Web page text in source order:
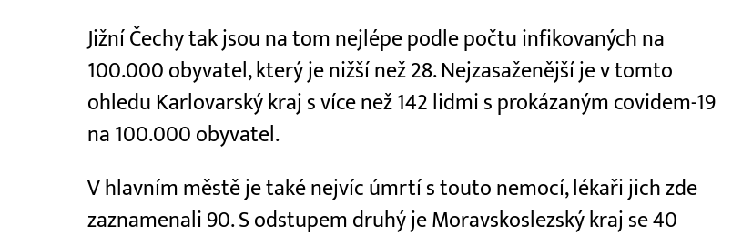
Jižní Čechy tak jsou na tom nejlépe podle počtu infikovaných na
100.000 obyvatel, který je nižší než 28. Nejzasaženější je v tomto
ohledu Karlovarský kraj s více než 142 lidmi s prokázaným covidem-19
na 100.000 obyvatel.
V hlavním městě je také nejvíc úmrtí s touto nemocí, lékaři jich zde
zaznamenali 90. S odstupem druhý je Moravskoslezský kraj se 40